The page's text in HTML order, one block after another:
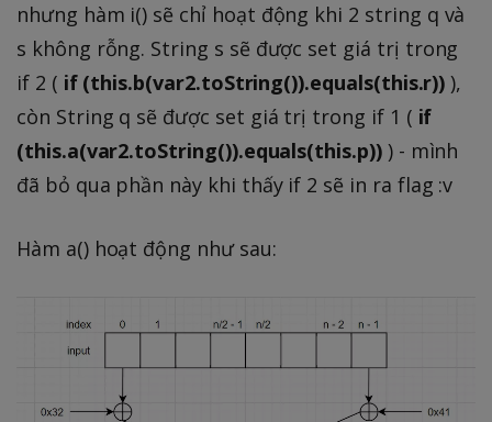
nhưng hàm i() sẽ chỉ hoạt động khi 2 string q và
s không rỗng. String s sẽ được set giá trị trong
if 2 ( if (this.b(var2.toString()).equals(this.r)) ),
còn String q sẽ được set giá trị trong if 1 ( if
(this.a(var2.toString()).equals(this.p))) - mình
đã bỏ qua phần này khi thấy if 2 sẽ in ra flag :v
Hàm a() hoạt động như sau: